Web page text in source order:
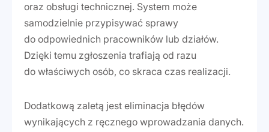
oraz obsługi technicznej. System może
samodzielnie przypisywać sprawy
do odpowiednich pracowników lub działów.
Dzięki temu zgłoszenia trafiają od razu
do właściwych osób, co skraca czas realizacji.
Dodatkową zaletą jest eliminacja błędów
wynikających z ręcznego wprowadzania danych.